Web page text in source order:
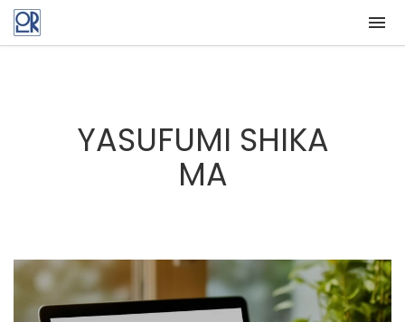
YASUFUMI SHIKA
MA